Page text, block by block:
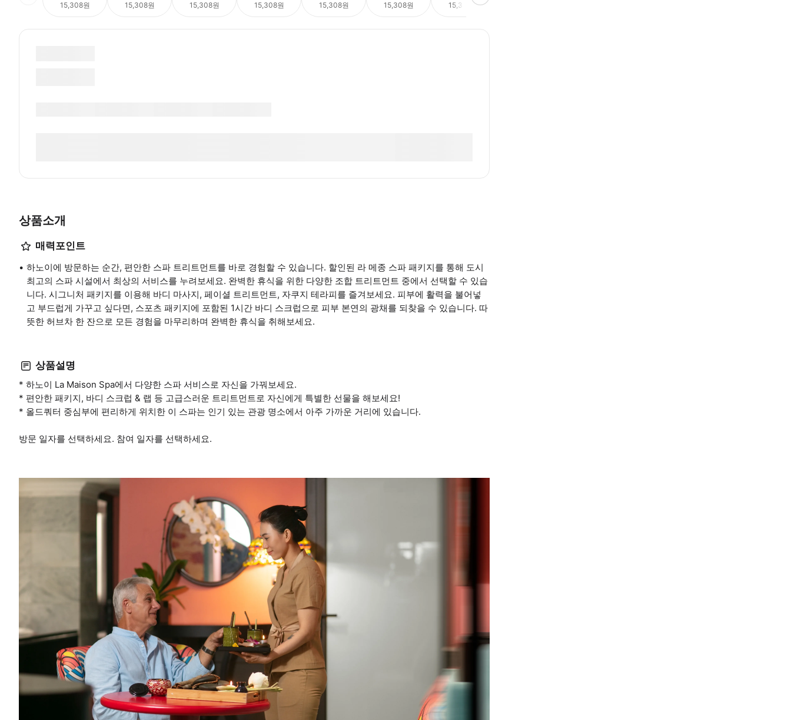
15,308원 15,308원 15,308원 15,308원 15,308원 15,308원 15,308원
상품소개
매력포인트
하노이에 방문하는 순간, 편안한 스파 트리트먼트를 바로 경험할 수 있습니다. 할인된 라 메종 스파 패키지를 통해 도시
최고의 스파 시설에서 최상의 서비스를 누려보세요. 완벽한 휴식을 위한 다양한 조합 트리트먼트 중에서 선택할 수 있습
니다. 시그니처 패키지를 이용해 바디 마사지, 페이셜 트리트먼트, 자쿠지 테라피를 즐겨보세요. 피부에 활력을 불어넣
고 부드럽게 가꾸고 싶다면, 스포츠 패키지에 포함된 1시간 바디 스크럽으로 피부 본연의 광채를 되찾을 수 있습니다. 따
뜻한 허브차 한 잔으로 모든 경험을 마무리하며 완벽한 휴식을 취해보세요.
상품설명
* 하노이 La Maison Spa에서 다양한 스파 서비스로 자신을 가꿔보세요.
* 편안한 패키지, 바디 스크럽 & 랩 등 고급스러운 트리트먼트로 자신에게 특별한 선물을 해보세요!
* 올드쿼터 중심부에 편리하게 위치한 이 스파는 인기 있는 관광 명소에서 아주 가까운 거리에 있습니다.
방문 일자를 선택하세요. 참여 일자를 선택하세요.